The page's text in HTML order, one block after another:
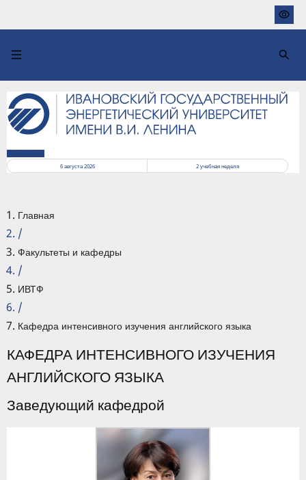
основному
6 августа 2026
2учебная неделя
Главная
/
Факультеты и кафедры
/
ИВТФ
/
Кафедра интенсивного изучения английского языка
КАФЕДРА ИНТЕНСИВНОГО ИЗУЧЕНИЯ
АНГЛИЙСКОГО ЯЗЫКА
Заведующий кафедрой